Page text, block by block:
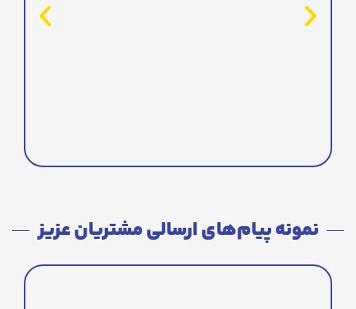
نمونه پیام‌های ارسالی مشتریان عزیز